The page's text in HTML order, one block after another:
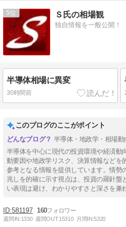
5 Ｓ氏の相場観
独自情報を一般公開！
半導体相場に異変
30時間前
このブログのここがポイント
半導体・地政学・相場
半導体を中心に現代の投資環境や経済動
動要因や地政学リスク、決算情報などを
参考となる情報を提供しています。情勢
兆しを的確に示す視点は、投資の羅針盤
い表現は避け、わかりやすさと深さを兼
581197 160
週間IN:1330 週間OUT:15310 月間IN:5320